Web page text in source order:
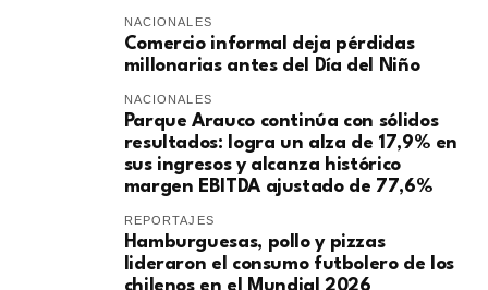
NACIONALES
Comercio informal deja pérdidas
millonarias antes del Día del Niño
NACIONALES
Parque Arauco continúa con sólidos
resultados: logra un alza de 17,9% en
sus ingresos y alcanza histórico
margen EBITDA ajustado de 77,6%
REPORTAJES
Hamburguesas, pollo y pizzas
lideraron el consumo futbolero de los
chilenos en el Mundial 2026